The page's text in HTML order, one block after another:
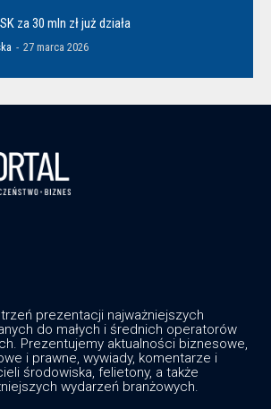
za 30 mln zł już działa
- 27 marca 2026
prezentacji najważniejszych
do małych i średnich operatorów
Prezentujemy aktualności biznesowe,
i prawne, wywiady, komentarze i
środowiska, felietony, a także
wydarzeń branżowych.